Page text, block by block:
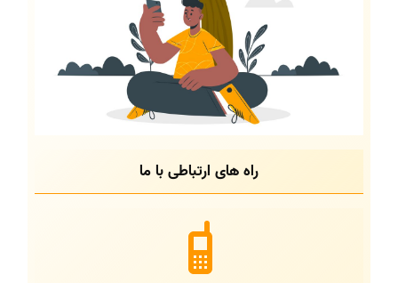
راه های ارتباطی با ما